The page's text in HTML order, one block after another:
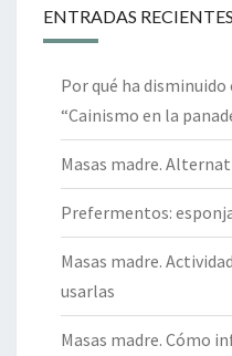
ENTRADAS RECIENTES
Por qué ha disminuido
“Cainismo en la
Masas madre.
Prefermentos:
Masas madre.
usarlas
Masas madre. Cómo